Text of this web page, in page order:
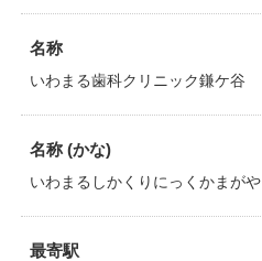
名称
いわまる歯科クリニック鎌ケ谷
名称 (かな)
いわまるしかくりにっくかまがや
最寄駅